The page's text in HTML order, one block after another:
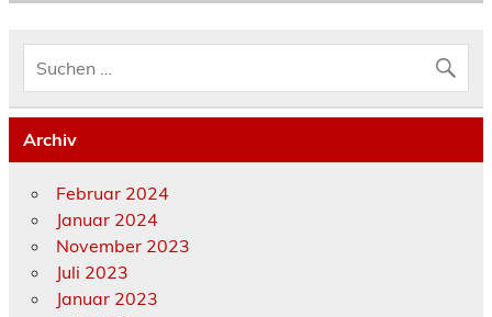
Archiv
Februar 2024
Januar 2024
November 2023
Juli 2023
Januar 2023